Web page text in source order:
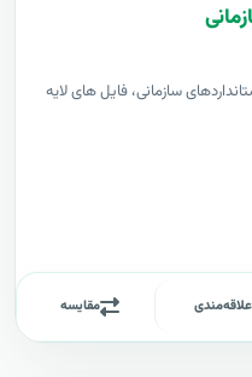
سازمانی، فایل های لایه
علاقه‌مندی مقایسه